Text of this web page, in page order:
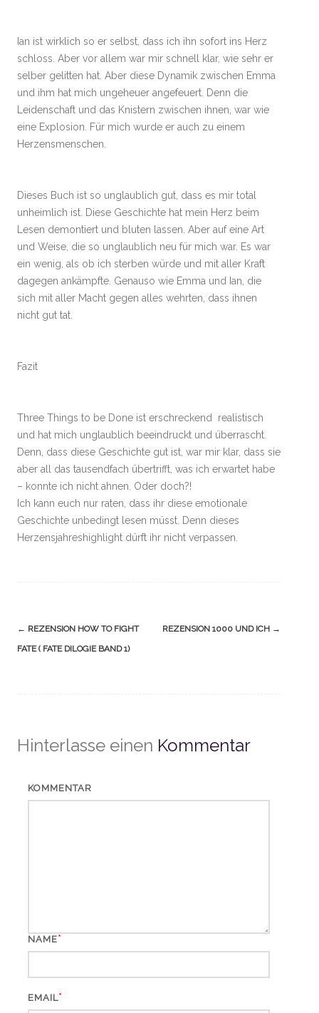
Ian ist wirklich so er selbst, dass ich ihn sofort ins Herz
schloss. Aber vor allem war mir schnell klar, wie sehr er
selber gelitten hat. Aber diese Dynamik zwischen Emma
und ihm hat mich ungeheuer angefeuert. Denn die
Leidenschaft und das Knistern zwischen ihnen, war wie
eine Explosion. Für mich wurde er auch zu einem
Herzensmenschen.
Dieses Buch ist so unglaublich gut, dass es mir total
unheimlich ist. Diese Geschichte hat mein Herz beim
Lesen demontiert und bluten lassen. Aber auf eine Art
und Weise, die so unglaublich neu für mich war. Es war
ein wenig, als ob ich sterben würde und mit aller Kraft
dagegen ankämpfte. Genauso wie Emma und Ian, die
sich mit aller Macht gegen alles wehrten, dass ihnen
nicht gut tat.
Fazit
Three Things to be Done ist erschreckend realistisch
und hat mich unglaublich beeindruckt und überrascht.
Denn, dass diese Geschichte gut ist, war mir klar, dass sie
aber all das tausendfach übertrifft, was ich erwartet habe
– konnte ich nicht ahnen. Oder doch?!
Ich kann euch nur raten, dass ihr diese emotionale
Geschichte unbedingt lesen müsst. Denn dieses
Herzensjahreshighlight dürft ihr nicht verpassen.
Navigation
(Beiträge)
← REZENSION HOW TO FIGHT
FATE ( FATE DILOGIE BAND 1)
REZENSION 1000 UND ICH →
Hinterlasse einen Kommentar
KOMMENTAR
NAME*
EMAIL*